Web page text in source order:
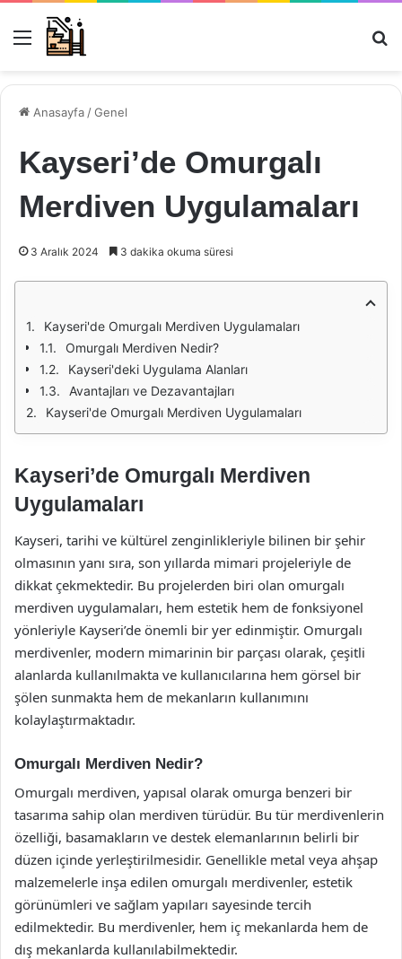
Menü
Anasayfa /Genel
Kayseri’de Omurgalı
Merdiven Uygulamaları
3 Aralık 2024 3 dakika okuma süresi
Kayseri'de Omurgalı Merdiven Uygulamaları
Omurgalı Merdiven Nedir?
Kayseri'deki Uygulama Alanları
Avantajları ve Dezavantajları
Kayseri'de Omurgalı Merdiven Uygulamaları
Kayseri’de Omurgalı Merdiven
Uygulamaları
Kayseri, tarihi ve kültürel zenginlikleriyle bilinen bir şehir
olmasının yanı sıra, son yıllarda mimari projeleriyle de
dikkat çekmektedir. Bu projelerden biri olan omurgalı
merdiven uygulamaları, hem estetik hem de fonksiyonel
yönleriyle Kayseri’de önemli bir yer edinmiştir. Omurgalı
merdivenler, modern mimarinin bir parçası olarak, çeşitli
alanlarda kullanılmakta ve kullanıcılarına hem görsel bir
şölen sunmakta hem de mekanların kullanımını
kolaylaştırmaktadır.
Omurgalı Merdiven Nedir?
Omurgalı merdiven, yapısal olarak omurga benzeri bir
tasarıma sahip olan merdiven türüdür. Bu tür merdivenlerin
özelliği, basamakların ve destek elemanlarının belirli bir
düzen içinde yerleştirilmesidir. Genellikle metal veya ahşap
malzemelerle inşa edilen omurgalı merdivenler, estetik
görünümleri ve sağlam yapıları sayesinde tercih
edilmektedir. Bu merdivenler, hem iç mekanlarda hem de
dış mekanlarda kullanılabilmektedir.